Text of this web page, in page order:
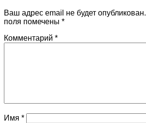
Ваш адрес email не будет опубликован.
поля помечены *
Комментарий *
Имя *